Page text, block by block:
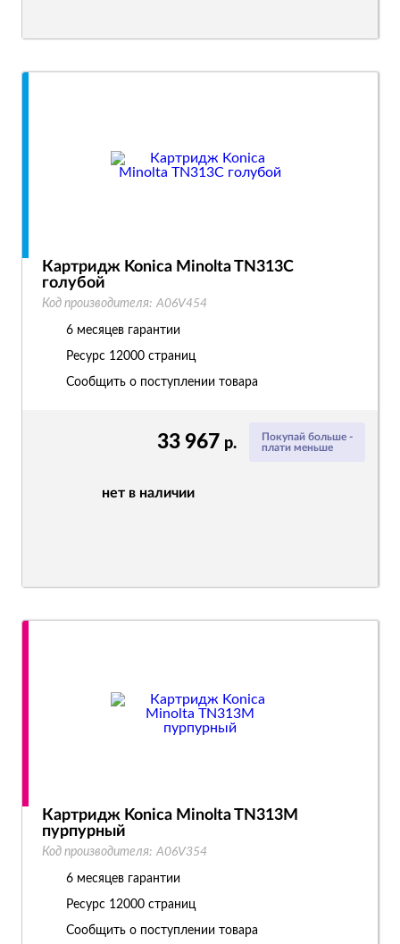
Покупай больше -
плати меньше
33 967 р.
нет в наличии
Картридж Konica Minolta TN313C
голубой
Код производителя: A06V454
6 месяцев гарантии
Ресурс 12000 страниц
Сообщить о поступлении товара
Картридж Konica Minolta TN313M
пурпурный
Код производителя: A06V354
6 месяцев гарантии
Ресурс 12000 страниц
Сообщить о поступлении товара